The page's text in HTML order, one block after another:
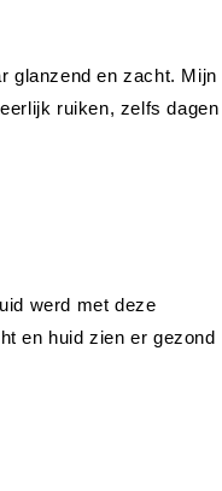
glanzend en zacht. Mijn
ruiken, zelfs dagen
werd met deze
en huid zien er gezond